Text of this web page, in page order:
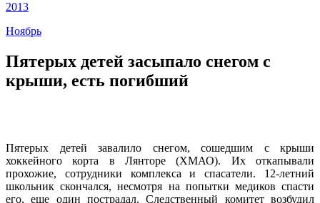
2013
Ноябрь
Пятерых детей засыпало снегом с
крыши, есть погибший
Пятерых детей завалило снегом, сошедшим с крыши
хоккейного корта в Лянторе (ХМАО). Их откапывали
прохожие, сотрудники комплекса и спасатели. 12-летний
школьник скончался, несмотря на попытки медиков спасти
его, еще один пострадал. Следственный комитет возбудил